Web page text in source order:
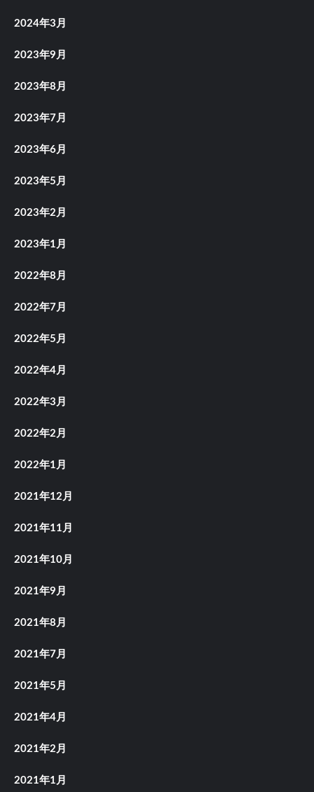
2024年3月
2023年9月
2023年8月
2023年7月
2023年6月
2023年5月
2023年2月
2023年1月
2022年8月
2022年7月
2022年5月
2022年4月
2022年3月
2022年2月
2022年1月
2021年12月
2021年11月
2021年10月
2021年9月
2021年8月
2021年7月
2021年5月
2021年4月
2021年2月
2021年1月